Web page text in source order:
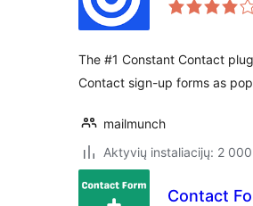
The #1 Constant Contact
Contact sign-up forms as
mailmunch
Aktyvių instaliacijų: 2
Contact